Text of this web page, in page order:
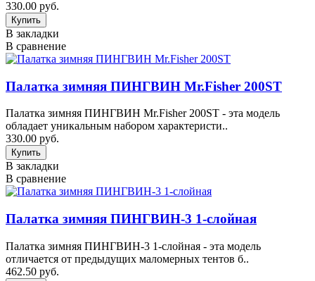
330.00 руб.
В закладки
В сравнение
Палатка зимняя ПИНГВИН Mr.Fisher 200ST
Палатка зимняя ПИНГВИН Mr.Fisher 200ST - эта модель
обладает уникальным набором характеристи..
330.00 руб.
В закладки
В сравнение
Палатка зимняя ПИНГВИН-3 1-слойная
Палатка зимняя ПИНГВИН-3 1-слойная - эта модель
отличается от предыдущих маломерных тентов б..
462.50 руб.